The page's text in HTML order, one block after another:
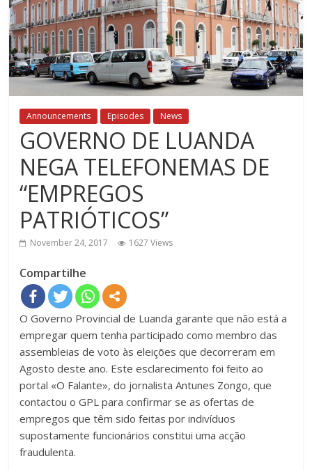
Announcements Episodes News
GOVERNO DE LUANDA
NEGA TELEFONEMAS DE
“EMPREGOS
PATRIÓTICOS”
November 24, 2017 1627 Views
Compartilhe
O Governo Provincial de Luanda garante que não está a
empregar quem tenha participado como membro das
assembleias de voto às eleições que decorreram em
Agosto deste ano. Este esclarecimento foi feito ao
portal «O Falante», do jornalista Antunes Zongo, que
contactou o GPL para confirmar se as ofertas de
empregos que têm sido feitas por indivíduos
supostamente funcionários constitui uma acção
fraudulenta.